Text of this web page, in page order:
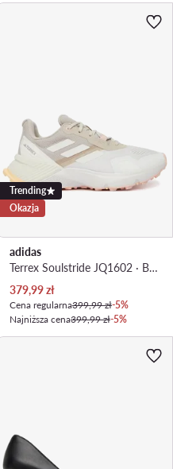
Trending
Okazja
adidas
Terrex Soulstride JQ1602 · Buty do biegania
Aktualna cena
379,99zł
Cena regularna399,99 zł-5%
Najniższa cena399,99 zł-5%